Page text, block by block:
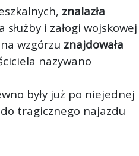
znalazła
i załogi wojskowej
wzgórzu znajdowała
nazywano
były już po niejednej
tragicznego najazdu